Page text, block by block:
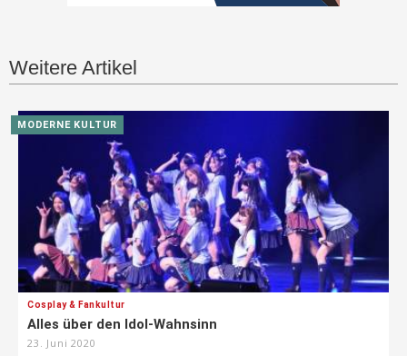
Weitere Artikel
MODERNE KULTUR
Cosplay & Fankultur
Alles über den Idol-Wahnsinn
23. Juni 2020